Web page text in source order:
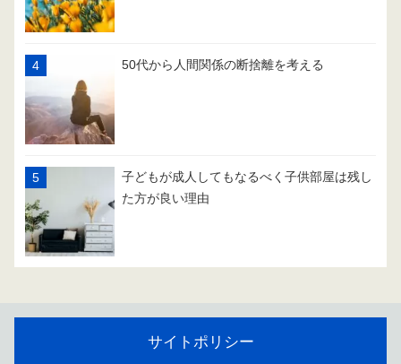
50代から人間関係の断捨離を考える
子どもが成人してもなるべく子供部屋は残し
た方が良い理由
サイトポリシー